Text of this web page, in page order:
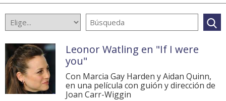
Leonor Watling en "If I were
you"
Con Marcia Gay Harden y Aidan Quinn,
en una película con guión y dirección de
Joan Carr-Wiggin